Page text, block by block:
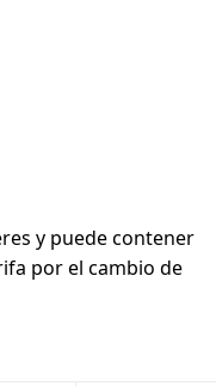
y puede contener
por el cambio de